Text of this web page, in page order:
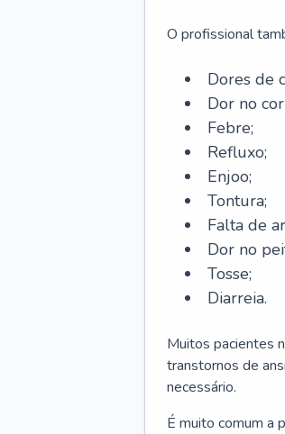
O profissional
Dores de
Dor no
Febre;
Refluxo;
Enjoo;
Tontura;
Falta de
Dor no
Tosse;
Diarreia.
Muitos pacientes
transtornos de
necessário.
É muito comum a